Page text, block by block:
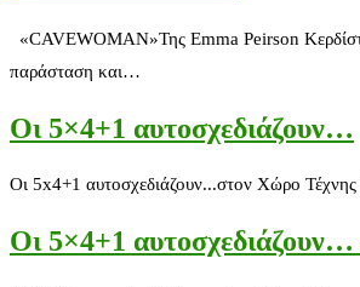
«CAVEWOMAN»Της Emma Peirson
παράσταση και…
Οι 5×4+1 αυτοσχεδιάζουν…
Οι 5x4+1 αυτοσχεδιάζουν...στον Χώρο
Οι 5×4+1